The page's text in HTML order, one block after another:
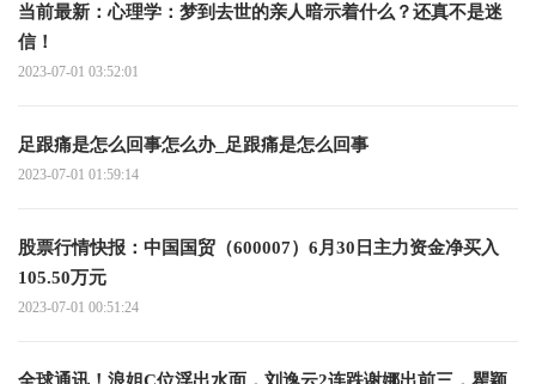
当前最新：心理学：梦到去世的亲人暗示着什么？还真不是迷
信！
2023-07-01 03:52:01
足跟痛是怎么回事怎么办_足跟痛是怎么回事
2023-07-01 01:59:14
股票行情快报：中国国贸（600007）6月30日主力资金净买入
105.50万元
2023-07-01 00:51:24
全球通讯！浪姐C位浮出水面，刘逸云2连跌谢娜出前三，瞿颖